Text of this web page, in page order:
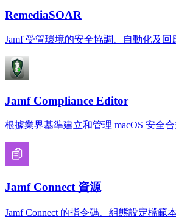
RemediaSOAR
Jamf 受管環境的安全協調、自動化及回
Jamf Compliance Editor
根據業界基準建立和管理 macOS 安全
Jamf Connect 資源
Jamf Connect 的指令碼、組態設定檔範